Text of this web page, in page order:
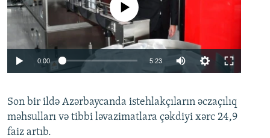
Auto 240p 360p 480p
No media source currently available
0:00 5:23
360p
480p
Son bir ildə Azərbaycanda istehlakçıların əczaçılıq
məhsulları və tibbi ləvazimatlara çəkdiyi xərc 24,9
faiz artıb.